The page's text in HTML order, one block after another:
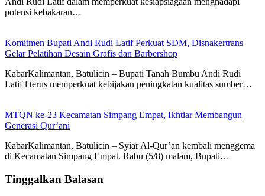
potensi kebakaran…
Komitmen Bupati Andi Rudi Latif Perkuat SDM, Disnakertrans
Gelar Pelatihan Desain Grafis dan Barbershop
KabarKalimantan, Batulicin – Bupati Tanah Bumbu Andi Rudi
Latif l terus memperkuat kebijakan peningkatan kualitas sumber…
MTQN ke-23 Kecamatan Simpang Empat, Ikhtiar Membangun
Generasi Qur’ani
KabarKalimantan, Batulicin – Syiar Al-Qur’an kembali menggema
di Kecamatan Simpang Empat. Rabu (5/8) malam, Bupati…
Tinggalkan Balasan